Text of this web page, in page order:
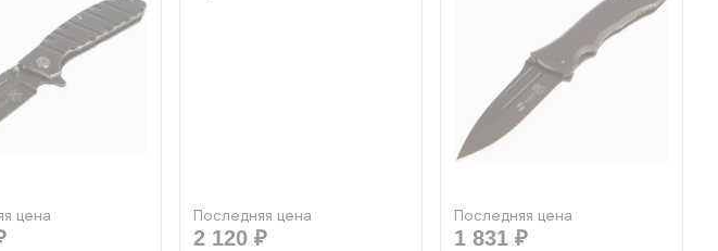
цена Последняя цена
2 120 ₽
Последняя цена
1 831 ₽